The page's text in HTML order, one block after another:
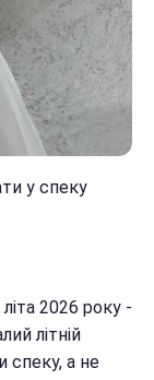
у спеку
2026 року -
літній
спеку, а не